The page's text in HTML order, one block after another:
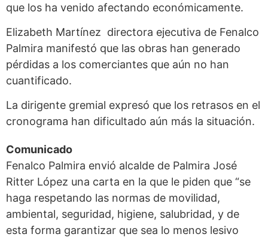
que los ha venido afectando económicamente.
Elizabeth Martínez directora ejecutiva de Fenalco
Palmira manifestó que las obras han generado
pérdidas a los comerciantes que aún no han
cuantificado.
La dirigente gremial expresó que los retrasos en el
cronograma han dificultado aún más la situación.
Comunicado
Fenalco Palmira envió alcalde de Palmira José
Ritter López una carta en la que le piden que “se
haga respetando las normas de movilidad,
ambiental, seguridad, higiene, salubridad, y de
esta forma garantizar que sea lo menos lesivo